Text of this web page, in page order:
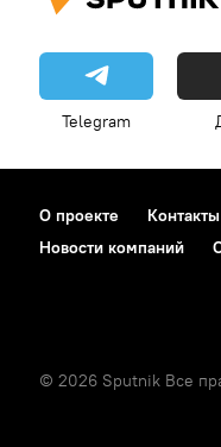
Telegram
О проекте Контакты
Новости компаний
© 2026 Sputnik Все